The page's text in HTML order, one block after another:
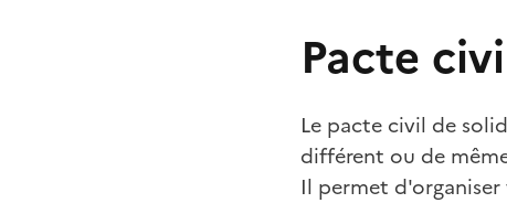
Pacte
Le pacte civil de
différent ou de
Il permet